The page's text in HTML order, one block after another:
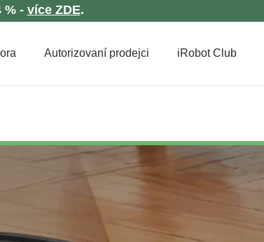
% - více ZDE.
Autorizovaní prodejci iRobot Club